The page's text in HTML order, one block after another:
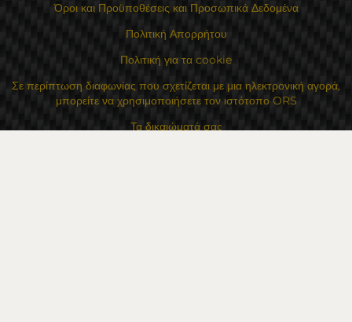
Όροι και Προϋποθέσεις και Προσωπικά Δεδομένα
Πολιτική Απορρήτου
Πολιτική για τα cookie
Σε περίπτωση διαφωνίας που σχετίζεται με μια ηλεκτρονική αγορά,
μπορείτε να χρησιμοποιήσετε τον ιστότοπο ORS
Τα δικαιώματά σας